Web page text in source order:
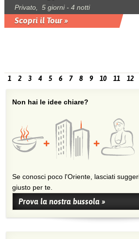
Privato, 5 giorni - 4 notti
Scopri il Tour »
1 2 3 4 5 6 7 8 9 10 11 12
Non hai le idee chiare?
Se conosci poco l'Oriente, lasciati
giusto per te.
Prova la nostra bussola »